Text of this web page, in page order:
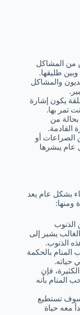
من المشاكل
طليقها.
والمشاكل
يكون إشارة
تمر بها.
بحالة من
القادمة.
الصراعات أو
عام يبشرها
بشكل عام يعد
ومنها:
الذنوب
يشير إلى
الذنوب.
المنام بالحكمة
حياته.
فإن
المنام بأنه
سوف تستطيع
معه حياة